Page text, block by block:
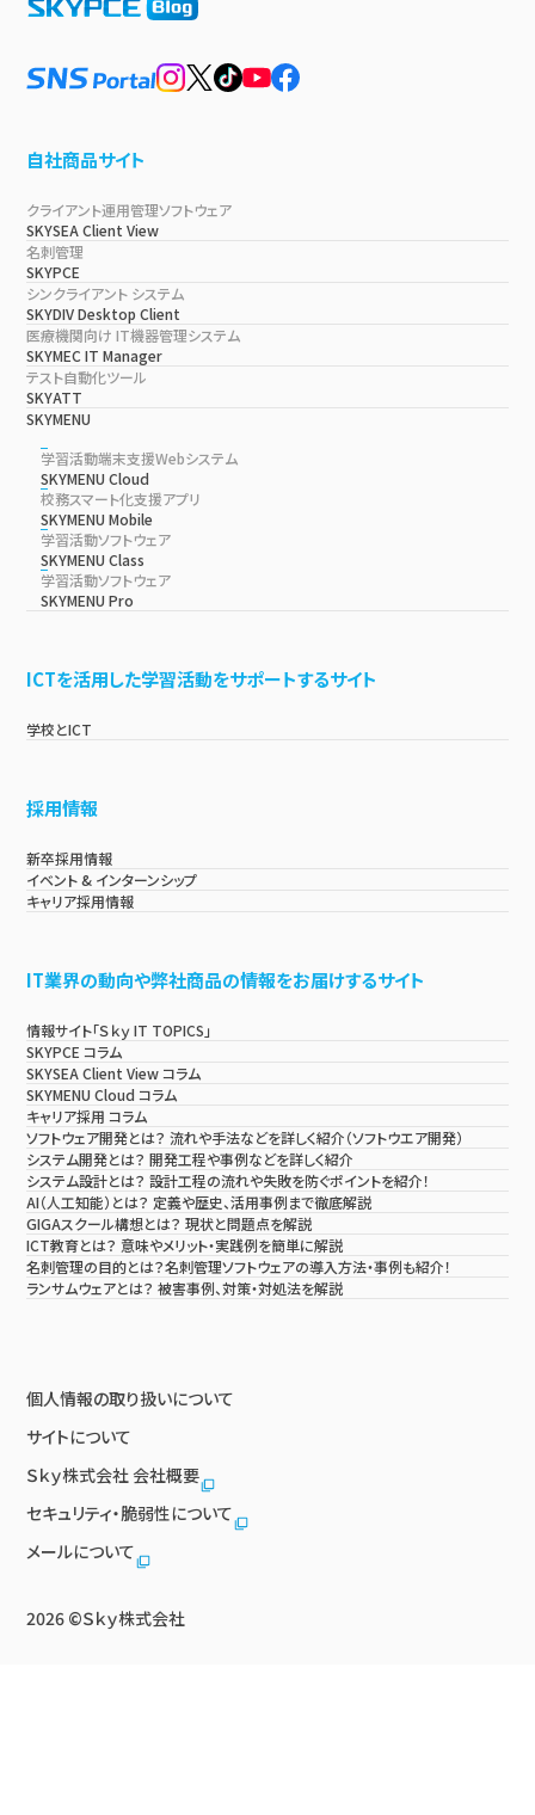
自社商品サイト
クライアント運用管理ソフトウェア
SKYSEA Client View
名刺管理
SKYPCE
シンクライアント システム
SKYDIV Desktop Client
医療機関向け IT機器管理システム
SKYMEC IT Manager
テスト自動化ツール
SKYATT
SKYMENU
学習活動端末支援Webシステム
SKYMENU Cloud
校務スマート化支援アプリ
SKYMENU Mobile
学習活動ソフトウェア
SKYMENU Class
学習活動ソフトウェア
SKYMENU Pro
ICTを活用した学習活動をサポートするサイト
学校とICT
採用情報
新卒採用情報
イベント & インターンシップ
キャリア採用情報
IT業界の動向や弊社商品の情報をお届けするサイト
情報サイト「Ｓｋｙ IT TOPICS」
SKYPCE コラム
SKYSEA Client View コラム
SKYMENU Cloud コラム
キャリア採用 コラム
ソフトウェア開発とは？ 流れや手法などを詳しく紹介（ソフトウエア開発）
システム開発とは？ 開発工程や事例などを詳しく紹介
システム設計とは？ 設計工程の流れや失敗を防ぐポイントを紹介！
AI（人工知能）とは？ 定義や歴史、活用事例まで徹底解説
GIGAスクール構想とは？ 現状と問題点を解説
ICT教育とは？ 意味やメリット・実践例を簡単に解説
名刺管理の目的とは？名刺管理ソフトウェアの導入方法・事例も紹介！
ランサムウェアとは？ 被害事例、対策・対処法を解説
個人情報の取り扱いについて
サイトについて
Ｓｋｙ株式会社 会社概要
セキュリティ・脆弱性について
メールについて
2026 ©Ｓｋｙ株式会社